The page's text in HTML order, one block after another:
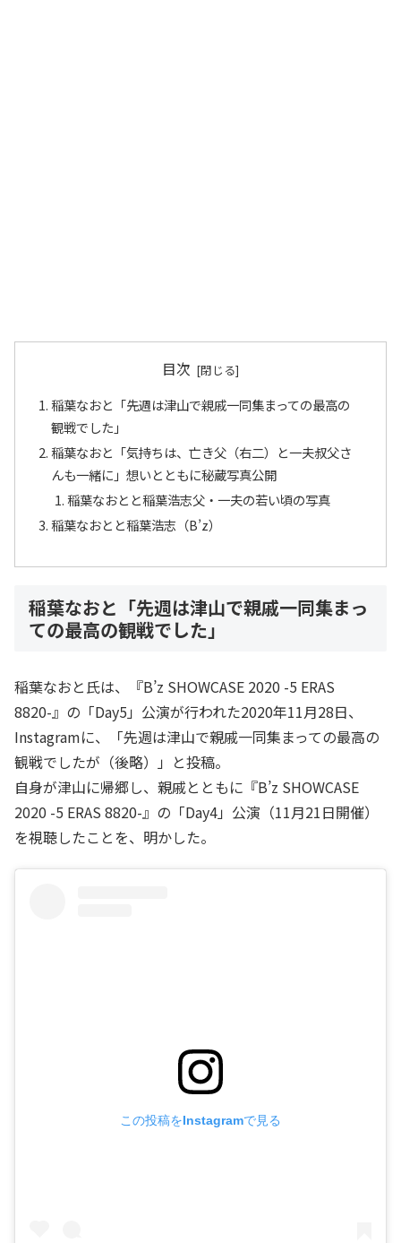
目次
稲葉なおと「先週は津山で親戚一同集まっての最高の
観戦でした」
稲葉なおと「気持ちは、亡き父（右二）と一夫叔父さ
んも一緒に」想いとともに秘蔵写真公開
稲葉なおとと稲葉浩志父・一夫の若い頃の写真
稲葉なおとと稲葉浩志（B’z）
稲葉なおと「先週は津山で親戚一同集まっ
ての最高の観戦でした」
稲葉なおと氏は、『B’z SHOWCASE 2020 -5 ERAS
8820-』の「Day5」公演が行われた2020年11月28日、
Instagramに、「先週は津山で親戚一同集まっての最高の
観戦でしたが（後略）」と投稿。
自身が津山に帰郷し、親戚とともに『B’z SHOWCASE
2020 -5 ERAS 8820-』の「Day4」公演（11月21日開催）
を視聴したことを、明かした。
この投稿をInstagramで見る